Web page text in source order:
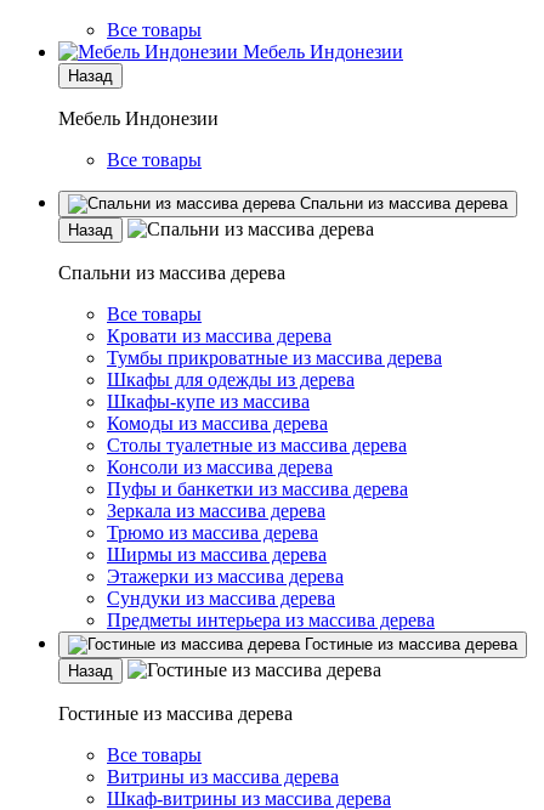
Все товары
Мебель Индонезии
Назад
Мебель Индонезии
Все товары
Спальни из массива дерева
Назад
Спальни из массива дерева
Все товары
Кровати из массива дерева
Тумбы прикроватные из массива дерева
Шкафы для одежды из дерева
Шкафы-купе из массива
Комоды из массива дерева
Столы туалетные из массива дерева
Консоли из массива дерева
Пуфы и банкетки из массива дерева
Зеркала из массива дерева
Трюмо из массива дерева
Ширмы из массива дерева
Этажерки из массива дерева
Сундуки из массива дерева
Предметы интерьера из массива дерева
Гостиные из массива дерева
Назад
Гостиные из массива дерева
Все товары
Витрины из массива дерева
Шкаф-витрины из массива дерева